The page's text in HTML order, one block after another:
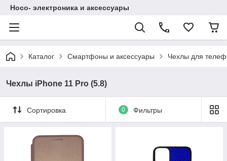
Hoco- электроника и аксессуары
Каталог Смартфоны и аксессуары Чехлы для
Чехлы iPhone 11 Pro (5.8)
Сортировка 0 Фильтры